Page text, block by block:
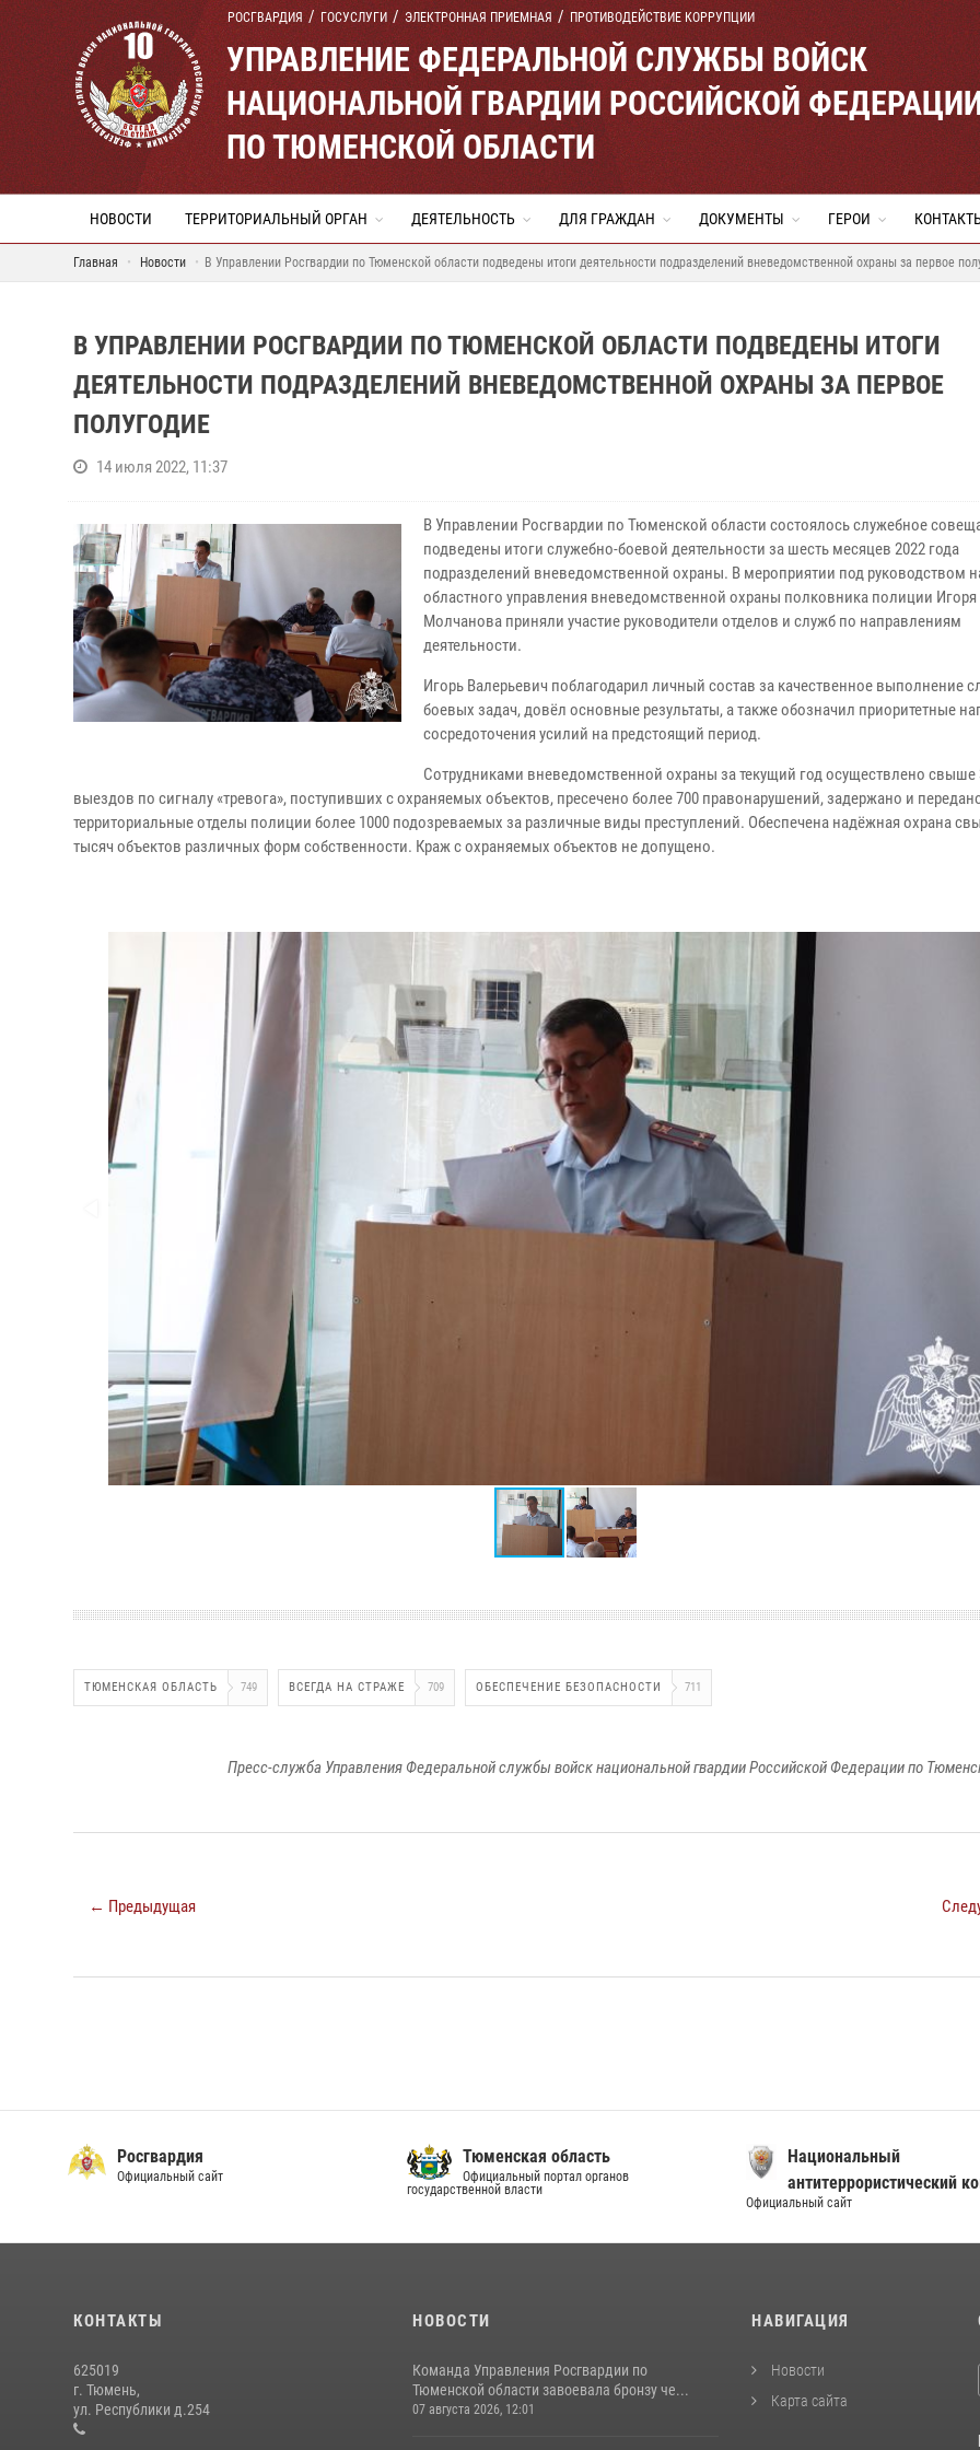
РОСГВАРДИЯ ГОСУСЛУГИ ЭЛЕКТРОННАЯ ПРИЕМНАЯ ПРОТИВОДЕЙСТВИЕ КОРРУПЦИИ
УПРАВЛЕНИЕ ФЕДЕРАЛЬНОЙ СЛУЖБЫ ВОЙСК
НАЦИОНАЛЬНОЙ ГВАРДИИ РОССИЙСКОЙ
ПО ТЮМЕНСКОЙ ОБЛАСТИ
НОВОСТИ ТЕРРИТОРИАЛЬНЫЙ ОРГАН ДЕЯТЕЛЬНОСТЬ ДЛЯ ГРАЖДАН ДОКУМЕНТЫ ГЕРОИ
Главная Новости В Управлении Росгвардии по Тюменской области подведены итоги деятельности подразделений вневедомственной охраны за первое
В УПРАВЛЕНИИ РОСГВАРДИИ ПО ТЮМЕНСКОЙ ОБЛАСТИ ПОДВЕДЕНЫ ИТОГИ
ДЕЯТЕЛЬНОСТИ ПОДРАЗДЕЛЕНИЙ ВНЕВЕДОМСТВЕННОЙ ОХРАНЫ ЗА ПЕРВОЕ
ПОЛУГОДИЕ
14 июля 2022, 11:37
В Управлении Росгвардии по Тюменской области состоялось служебное
подведены итоги служебно-боевой деятельности за шесть месяцев 2022 года
подразделений вневедомственной охраны. В мероприятии под руководством
областного управления вневедомственной охраны полковника полиции Игоря
Молчанова приняли участие руководители отделов и служб по направлениям
деятельности.
Игорь Валерьевич поблагодарил личный состав за качественное выполнение
боевых задач, довёл основные результаты, а также обозначил приоритетные
сосредоточения усилий на предстоящий период.
Сотрудниками вневедомственной охраны за текущий год осуществлено свыше
выездов по сигналу «тревога», поступивших с охраняемых объектов, пресечено более 700 правонарушений, задержано и
территориальные отделы полиции более 1000 подозреваемых за различные виды преступлений. Обеспечена надёжная охрана
тысяч объектов различных форм собственности. Краж с охраняемых объектов не допущено.
ТЮМЕНСКАЯ ОБЛАСТЬ 749 ВСЕГДА НА СТРАЖЕ 709 ОБЕСПЕЧЕНИЕ БЕЗОПАСНОСТИ 711
Пресс-служба Управления Федеральной службы войск национальной гвардии Российской Федерации по
← Предыдущая
Росгвардия
Официальный сайт
Тюменская область
Официальный портал органов
государственной власти
Национальный
антитеррористический
Официальный сайт
КОНТАКТЫ
625019
г. Тюмень,
ул. Республики д.254
НОВОСТИ
Команда Управления Росгвардии по
Тюменской области завоевала бронзу че...
07 августа 2026, 12:01
НАВИГАЦИЯ
Новости
Карта сайта